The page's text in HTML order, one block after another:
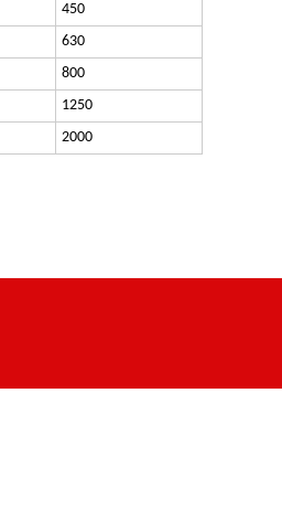
450
630
800
1250
2000